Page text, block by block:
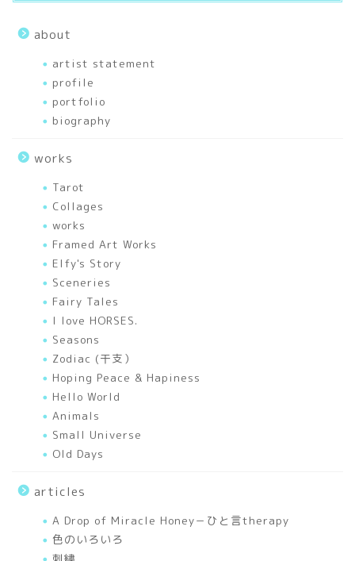
about
artist statement
profile
portfolio
biography
works
Tarot
Collages
works
Framed Art Works
Elfy's Story
Sceneries
Fairy Tales
I love HORSES.
Seasons
Zodiac (干支）
Hoping Peace & Hapiness
Hello World
Animals
Small Universe
Old Days
articles
A Drop of Miracle Honey－ひと言therapy
色のいろいろ